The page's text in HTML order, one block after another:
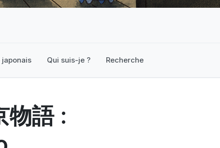
japonais Qui suis-je ? Recherche
語 :